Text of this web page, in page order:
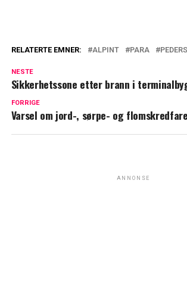
RELATERTE EMNER: ALPINT PARA
NESTE
Sikkerhetssone etter brann i
FORRIGE
Varsel om jord-, sørpe- og flomskredfare
ANNONSE